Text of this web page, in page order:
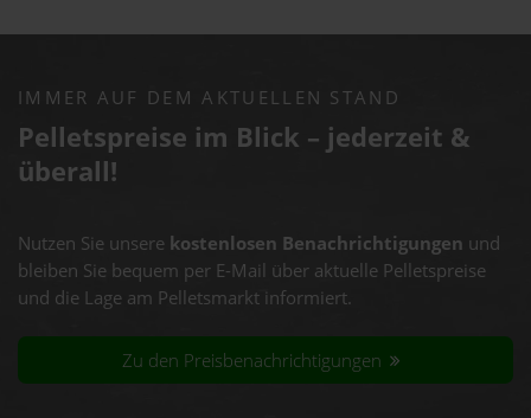
IMMER AUF DEM AKTUELLEN STAND
Pelletspreise im Blick – jederzeit &
überall!
Nutzen Sie unsere kostenlosen Benachrichtigungen und
bleiben Sie bequem per E-Mail über aktuelle Pelletspreise
und die Lage am Pelletsmarkt informiert.
Zu den Preisbenachrichtigungen